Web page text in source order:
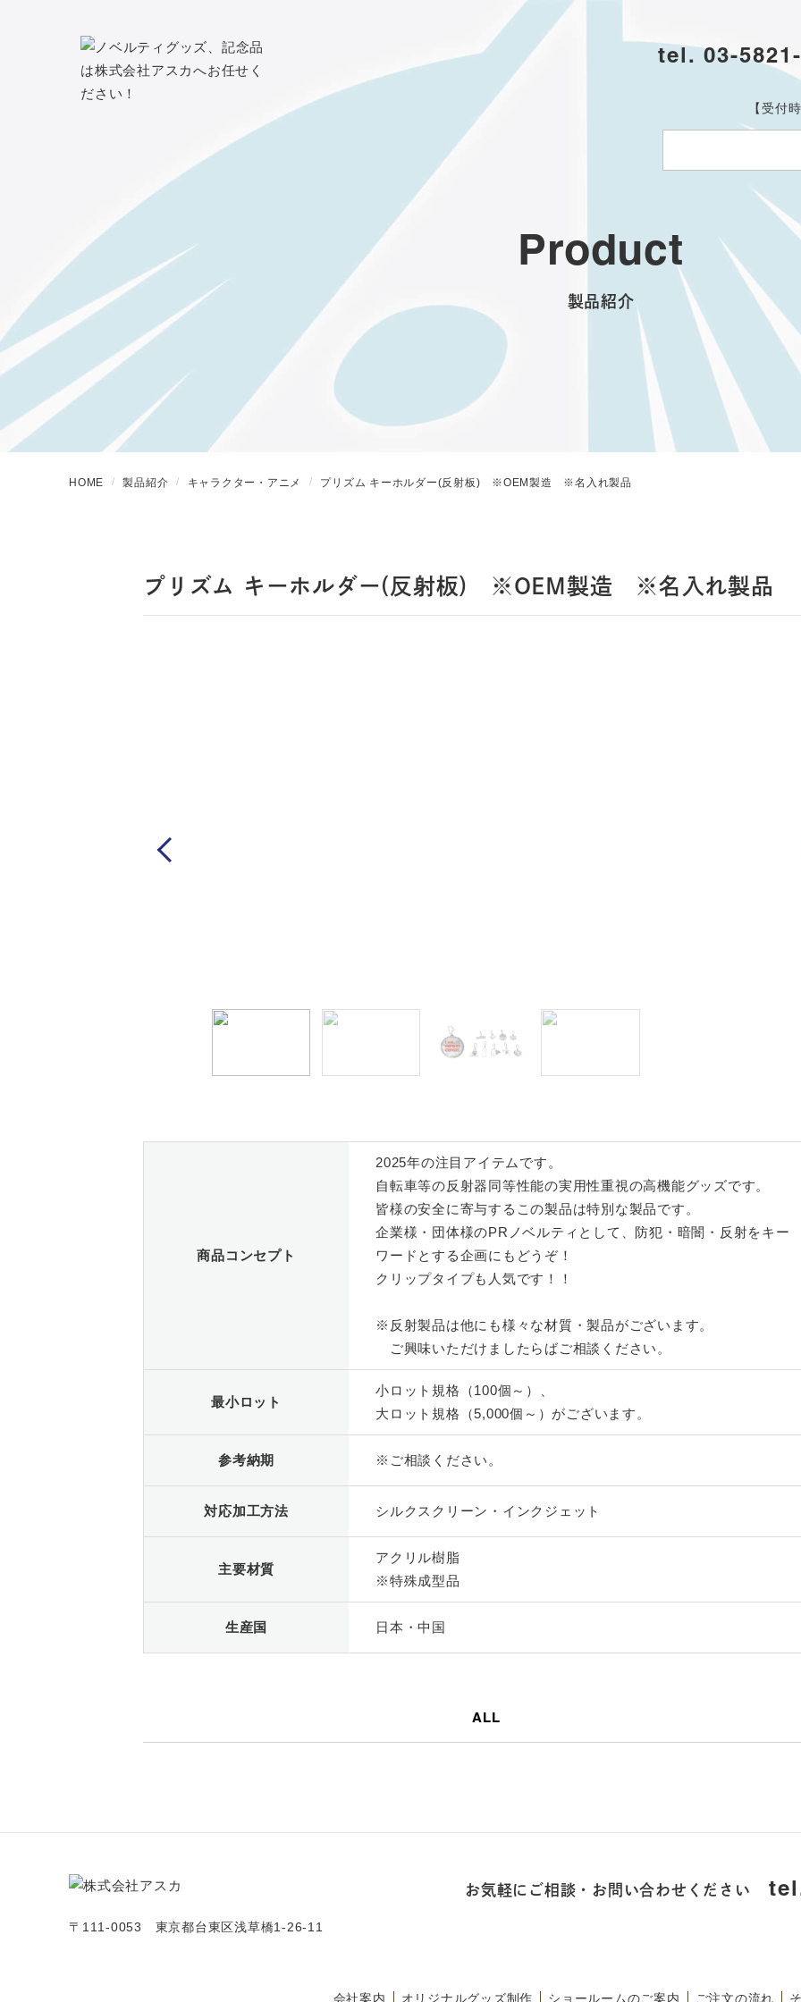
tel. 03-5821-
【受付
Product
製品紹介
HOME 製品紹介 キャラクター・アニメ プリズム キーホルダー(反射板) ※OEM製造 ※名入れ製品
プリズム キーホルダー(反射板) ※OEM製造 ※名入れ製品
Previous
商品コンセプト
2025年の注目アイテムです。
自転車等の反射器同等性能の実用性重視の高機能グッズです。
皆様の安全に寄与するこの製品は特別な製品です。
企業様・団体様のPRノベルティとして、防犯・暗闇・反射をキー
ワードとする企画にもどうぞ！
クリップタイプも人気です！！
※反射製品は他にも様々な材質・製品がございます。
ご興味いただけましたらばご相談ください。
最小ロット
小ロット規格（100個～）、
大ロット規格（5,000個～）がございます。
参考納期 ※ご相談ください。
対応加工方法 シルクスクリーン・インクジェット
主要材質
アクリル樹脂
※特殊成型品
生産国 日本・中国
ALL
〒111-0053 東京都台東区浅草橋1-26-11
お気軽にご相談・お問い合わせください
会社案内 オリジナルグッズ制作 ショールームのご案内 ご注文の流れ